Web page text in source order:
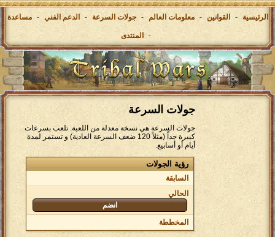
الرئيسية - القوانين - معلومات العالم - جولات السرعة - الدعم الفني - مساعدة
- المنتدى
جولات السرعة
جولات السرعة هي نسخة معدلة من اللعبة. تلعب بسرعات
كبيرة جداً (مثلاً 120 ضعف السرعة العادية) و تستمر لمدة
أيام أو أسابيع.
رؤية الجولات
السابقة
الحالي
انضم
المخططة